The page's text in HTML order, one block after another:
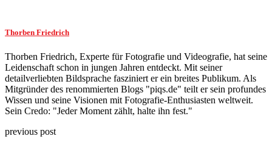
Thorben Friedrich
Thorben Friedrich, Experte für Fotografie und Videografie, hat seine
Leidenschaft schon in jungen Jahren entdeckt. Mit seiner
detailverliebten Bildsprache fasziniert er ein breites Publikum. Als
Mitgründer des renommierten Blogs "piqs.de" teilt er sein profundes
Wissen und seine Visionen mit Fotografie-Enthusiasten weltweit.
Sein Credo: "Jeder Moment zählt, halte ihn fest."
previous post